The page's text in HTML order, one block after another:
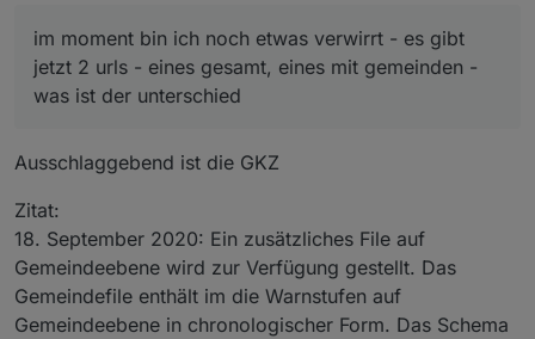
im moment bin ich noch etwas verwirrt - es gibt
jetzt 2 urls - eines gesamt, eines mit gemeinden -
was ist der unterschied
Ausschlaggebend ist die GKZ
Zitat:
18. September 2020: Ein zusätzliches File auf
Gemeindeebene wird zur Verfügung gestellt. Das
Gemeindefile enthält im die Warnstufen auf
Gemeindeebene in chronologischer Form. Das Schema